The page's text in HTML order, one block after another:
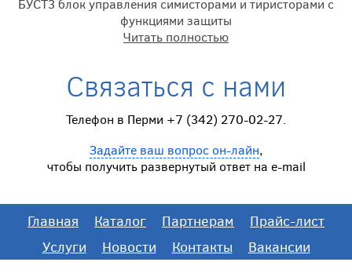
БУСТ3 блок управления симисторами и тиристорами с
функциями защиты
Читать полностью
Связаться с нами
Телефон в Перми +7 (342) 270-02-27.
Задайте ваш вопрос он-лайн,
чтобы получить развернутый ответ на e-mail
Главная Каталог Партнерам
Прайс-лист
Услуги
Новости Контакты Вакансии